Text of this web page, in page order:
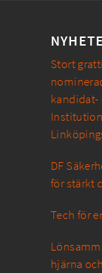
Stort
kandidat-
DF
för stärkt
Tech för
hjärna